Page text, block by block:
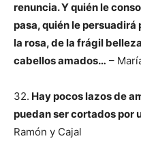
renuncia. Y quién le
pasa, quién le
la rosa, de la frágil
cabellos amados… –
32. Hay pocos lazos de
puedan ser cortados por
Ramón y Cajal